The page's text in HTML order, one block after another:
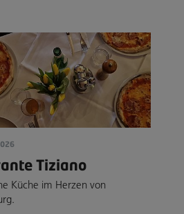
Tiziano
Küche im Herzen von